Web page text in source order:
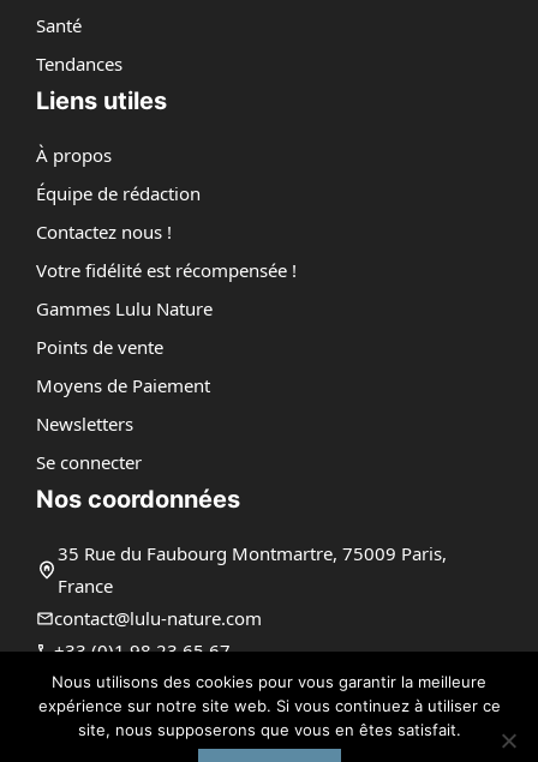
Santé
Tendances
Liens utiles
À propos
Équipe de rédaction
Contactez nous !
Votre fidélité est récompensée !
Gammes Lulu Nature
Points de vente
Moyens de Paiement
Newsletters
Se connecter
Nos coordonnées
35 Rue du Faubourg Montmartre, 75009 Paris,
France
contact@lulu-nature.com
+33 (0)1 98 23 65 67
@ 2026 | Tous droits réservés |Lulu Nature
Nous utilisons des cookies pour vous garantir la meilleure
expérience sur notre site web. Si vous continuez à utiliser ce
site, nous supposerons que vous en êtes satisfait.